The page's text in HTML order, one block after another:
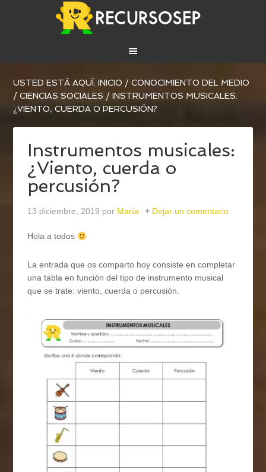
USTED ESTÁ AQUÍ:INICIO / CONOCIMIENTO DEL MEDIO
/ CIENCIAS SOCIALES / INSTRUMENTOS MUSICALES:
¿VIENTO, CUERDA O PERCUSIÓN?
Instrumentos musicales:
¿Viento, cuerda o
percusión?
13 diciembre, 2019 por María Dejar un comentario
Hola a todos
La entrada que os comparto hoy consiste en completar
una tabla en función del tipo de instrumento musical
que se trate: viento, cuerda o percusión.